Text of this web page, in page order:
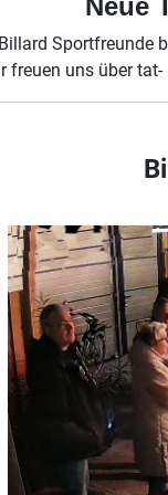
Sportfreunde
uns über